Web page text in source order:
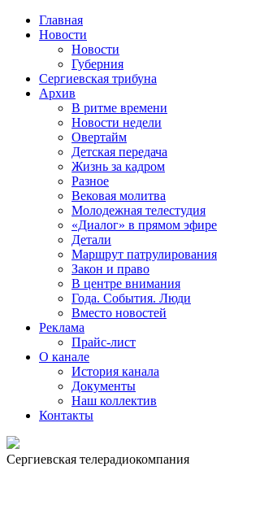
Главная
Новости
Новости
Губерния
Сергиевская трибуна
Архив
В ритме времени
Новости недели
Овертайм
Детская передача
Жизнь за кадром
Разное
Вековая молитва
Молодежная телестудия
«Диалог» в прямом эфире
Детали
Маршрут патрулирования
Закон и право
В центре внимания
Года. События. Люди
Вместо новостей
Реклама
Прайс-лист
О канале
История канала
Документы
Наш коллектив
Контакты
Сергиевская телерадиокомпания